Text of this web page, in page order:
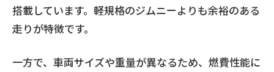
搭載しています。軽規格のジムニーよりも余裕のある
走りが特徴です。
一方で、車両サイズや重量が異なるため、燃費性能に